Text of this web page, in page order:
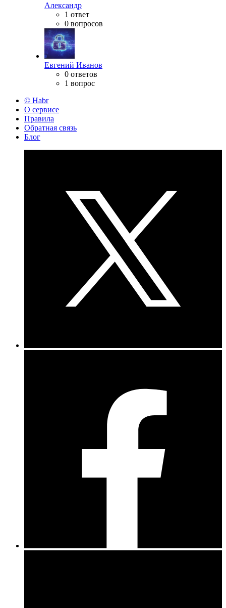
Александр
1 ответ
0 вопросов
Евгений Иванов
0 ответов
1 вопрос
© Habr
О сервисе
Правила
Обратная связь
Блог